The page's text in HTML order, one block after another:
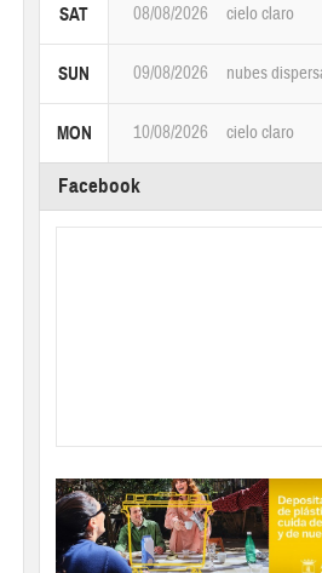
SAT 08/08/2026 cielo claro
SUN 09/08/2026 nubes
MON 10/08/2026 cielo claro
Facebook